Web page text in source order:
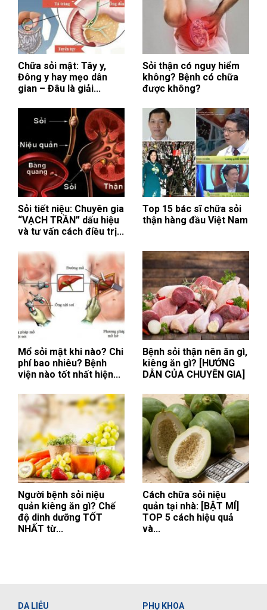
Chữa sỏi mật: Tây y,
Đông y hay mẹo dân
gian – Đâu là giải...
Sỏi thận có nguy hiểm
không? Bệnh có chữa
được không?
Sỏi tiết niệu: Chuyên gia
“VẠCH TRẦN” dấu hiệu
và tư vấn cách điều trị...
Top 15 bác sĩ chữa sỏi
thận hàng đầu Việt Nam
Mổ sỏi mật khi nào? Chi
phí bao nhiêu? Bệnh
viện nào tốt nhất hiện...
Bệnh sỏi thận nên ăn gì,
kiêng ăn gì? [HƯỚNG
DẪN CỦA CHUYÊN GIA]
Người bệnh sỏi niệu
quản kiêng ăn gì? Chế
độ dinh dưỡng TỐT
NHẤT từ...
Cách chữa sỏi niệu
quản tại nhà: [BẬT MÍ]
TOP 5 cách hiệu quả
và...
DA LIỄU PHỤ KHOA